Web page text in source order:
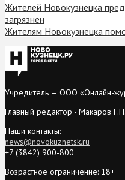
Жителей Новокузнецка
загрязнен
Жителям Новокузнецка
Учредитель — ООО «Онлайн-
Главный редактор - Макаров Г.Н.
Наши контакты:
news@novokuznetsk.ru
+7 (3842) 900-800
Возрастное ограничение: 18+